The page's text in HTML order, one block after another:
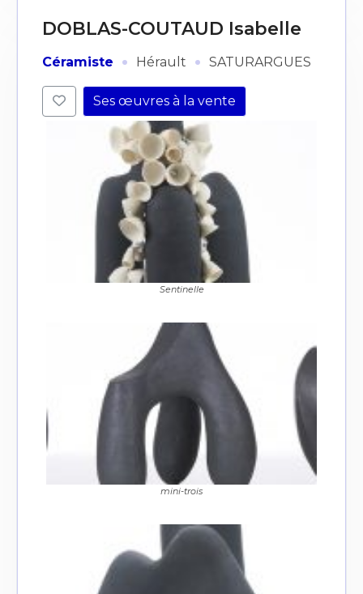
DOBLAS-COUTAUD Isabelle
Céramiste · Hérault · SATURARGUES
Ses œuvres à la vente
Sentinelle
mini-trois